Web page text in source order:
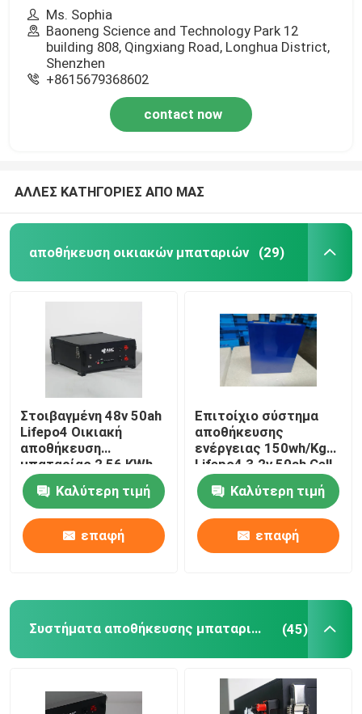
Ms. Sophia
Baoneng Science and Technology Park 12
building 808, Qingxiang Road, Longhua District,
Shenzhen
+8615679368602
contact now
ΑΛΛΕΣ ΚΑΤΗΓΟΡΙΕΣ ΑΠΟ ΜΑΣ
αποθήκευση οικιακών μπαταριών (29)
Στοιβαγμένη 48v 50ah
Lifepo4 Οικιακή
αποθήκευση
μπαταρίας 2,56 KWh
Καλύτερη τιμή
επαφή
Επιτοίχιο σύστημα
αποθήκευσης
ενέργειας 150wh/Kg
Lifepo4 3.2v 50ah Cell
Καλύτερη τιμή
επαφή
Συστήματα αποθήκευσης μπαταριών κατοικιών (45)